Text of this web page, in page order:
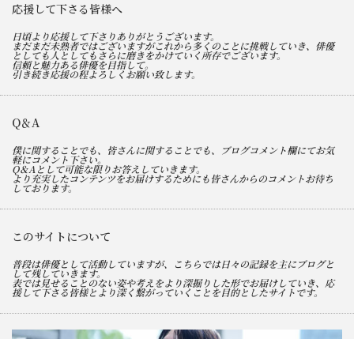
応援して下さる皆様へ
日頃より応援して下さりありがとうございます。
まだまだ未熟者ではございますがこれから多くのことに挑戦していき、俳優
としても人としてもさらに磨きをかけていく所存でございます。
信頼と魅力ある俳優を目指して。
引き続き応援の程よろしくお願い致します。
Q＆A
僕に関することでも、皆さんに関することでも、ブログコメント欄にてお気
軽にコメント下さい。
Q＆Aとして可能な限りお答えしていきます。
より充実したコンテンツをお届けするためにも皆さんからのコメントお待ち
しております。
このサイトについて
普段は俳優として活動していますが、こちらでは日々の記録を主にブログと
して残していきます。
表では見せることのない姿や考えをより深掘りした形でお届けしていき、応
援して下さる皆様とより深く繋がっていくことを目的としたサイトです。